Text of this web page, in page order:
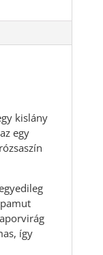
kislány
egy
így